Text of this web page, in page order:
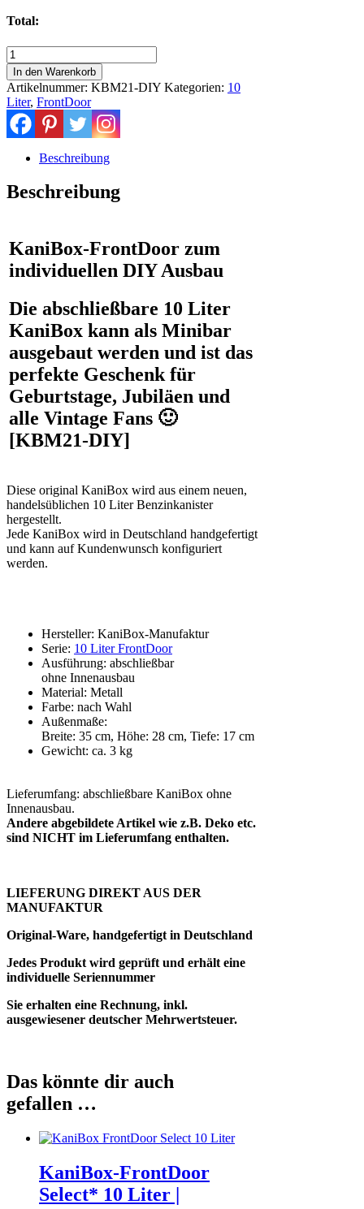
Total:
Benzinkanister
zum
Selbstausbau
-
Die
perfekte
do
Geschenkidee
Menge
In den Warenkorb
Artikelnummer: KBM21-DIY Kategorien: 10
Liter, FrontDoor
Beschreibung
Beschreibung
KaniBox-FrontDoor zum
individuellen DIY Ausbau
Die abschließbare 10 Liter
KaniBox kann als Minibar
ausgebaut werden und ist das
perfekte Geschenk für
Geburtstage, Jubiläen und
alle Vintage Fans 🙂
[KBM21-DIY]
Diese original KaniBox wird aus einem neuen,
handelsüblichen 10 Liter Benzinkanister
hergestellt.
Jede KaniBox wird in Deutschland handgefertigt
und kann auf Kundenwunsch konfiguriert
werden.
Hersteller: KaniBox-Manufaktur
Serie: 10 Liter FrontDoor
Ausführung: abschließbar
ohne Innenausbau
Material: Metall
Farbe: nach Wahl
Außenmaße:
Breite: 35 cm, Höhe: 28 cm, Tiefe: 17 cm
Gewicht: ca. 3 kg
Lieferumfang: abschließbare KaniBox ohne
Innenausbau.
Andere abgebildete Artikel wie z.B. Deko etc.
sind NICHT im Lieferumfang enthalten.
LIEFERUNG DIREKT AUS DER
MANUFAKTUR
Original-Ware, handgefertigt in Deutschland
Jedes Produkt wird geprüft und erhält eine
individuelle Seriennummer
Sie erhalten eine Rechnung, inkl.
ausgewiesener deutscher Mehrwertsteuer.
Das könnte dir auch
gefallen …
KaniBox-FrontDoor
Select* 10 Liter |